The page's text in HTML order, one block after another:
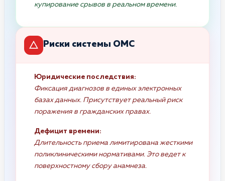
купирование срывов в реальном времени.
Риски системы ОМС
Юридические последствия:
Фиксация диагнозов в единых электронных
базах данных. Присутствует реальный риск
поражения в гражданских правах.
Дефицит времени:
Длительность приема лимитирована жесткими
поликлиническими нормативами. Это ведет к
поверхностному сбору анамнеза.